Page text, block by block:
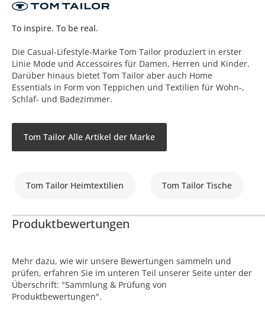
To inspire. To be real.
Die Casual-Lifestyle-Marke Tom Tailor produziert in erster
Linie Mode und Accessoires für Damen, Herren und Kinder.
Darüber hinaus bietet Tom Tailor aber auch Home
Essentials in Form von Teppichen und Textilien für Wohn-,
Schlaf- und Badezimmer.
Tom Tailor Alle Artikel der Marke
Tom Tailor Heimtextilien Tom Tailor Tische
Produktbewertungen
Mehr dazu, wie wir unsere Bewertungen sammeln und
prüfen, erfahren Sie im unteren Teil unserer Seite unter der
Überschrift: "Sammlung & Prüfung von
Produktbewertungen".